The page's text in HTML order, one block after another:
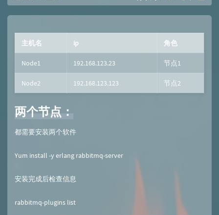
主机名 ip 角色
Node1 192.168.123.23 节点1
Node2 192.168.123.123 节点2
两个节点：
都需要安装两个软件
Yum install -y erlang rabbitmq-server
安装完成后检查信息
rabbitmq-plugins list